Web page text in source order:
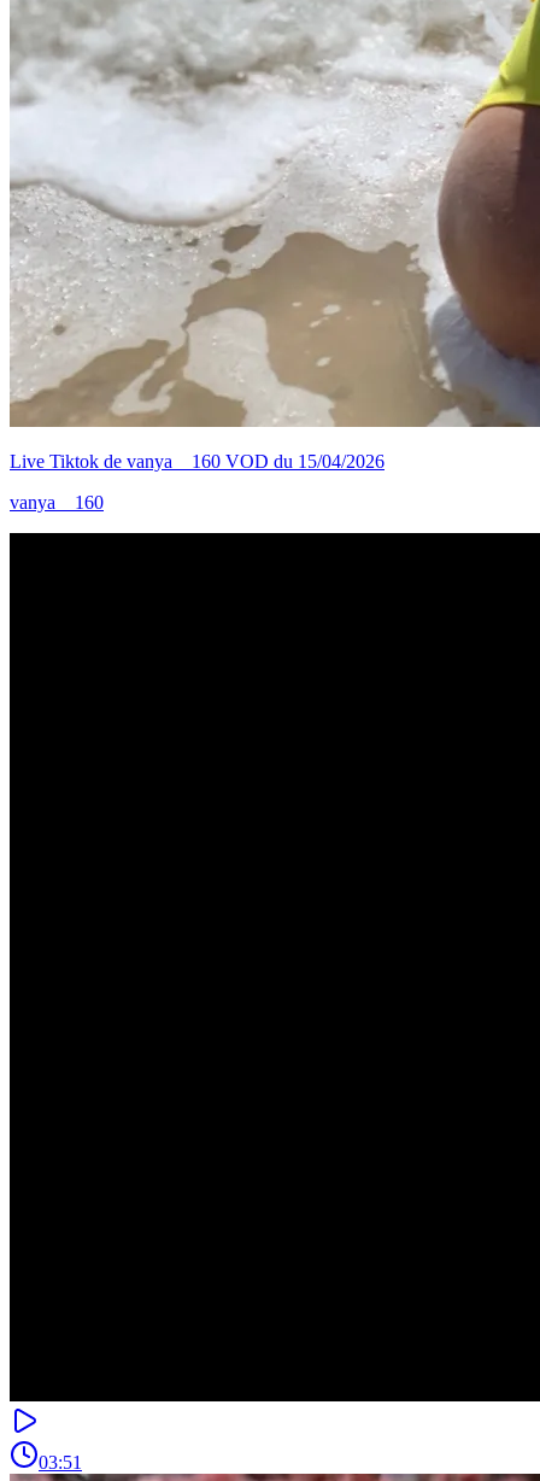
Live Tiktok de vanya__160 VOD du 15/04/2026
vanya__160
03:51